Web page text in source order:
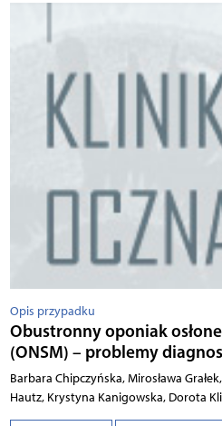
Opis przypadku
Obustronny oponiak
(ONSM) – problemy
Barbara Chipczyńska, Mirosława
Hautz, Krystyna Kanigowska, Dorota